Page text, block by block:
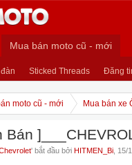
Mua bán moto cũ - mới
Sticked Threads Đăng
moto cũ - mới Mua bán xe
Bán
' bắt đầu bởi HITMEN_Bi 15/